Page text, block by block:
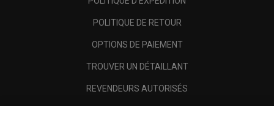
POLITIQUE DE RETOUR
OPTIONS DE PAIEMENT
TROUVER UN DÉTAILLANT
REVENDEURS AUTORISÉS